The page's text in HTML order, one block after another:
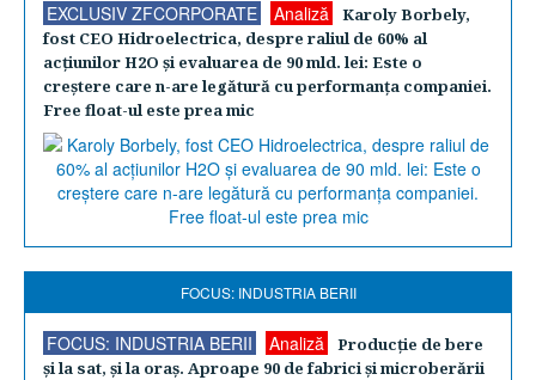
EXCLUSIV ZFCORPORATE Analiză
Karoly Borbely,
fost CEO Hidroelectrica, despre raliul de 60% al
acţiunilor H2O şi evaluarea de 90 mld. lei: Este o
creştere care n-are legătură cu performanţa companiei.
Free float-ul este prea mic
FOCUS: INDUSTRIA BERII
FOCUS: INDUSTRIA BERII Analiză
Producţie de bere
şi la sat, şi la oraş. Aproape 90 de fabrici şi microberării